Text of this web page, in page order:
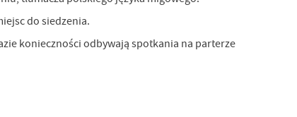
do siedzenia.
konieczności odbywają spotkania na parterze